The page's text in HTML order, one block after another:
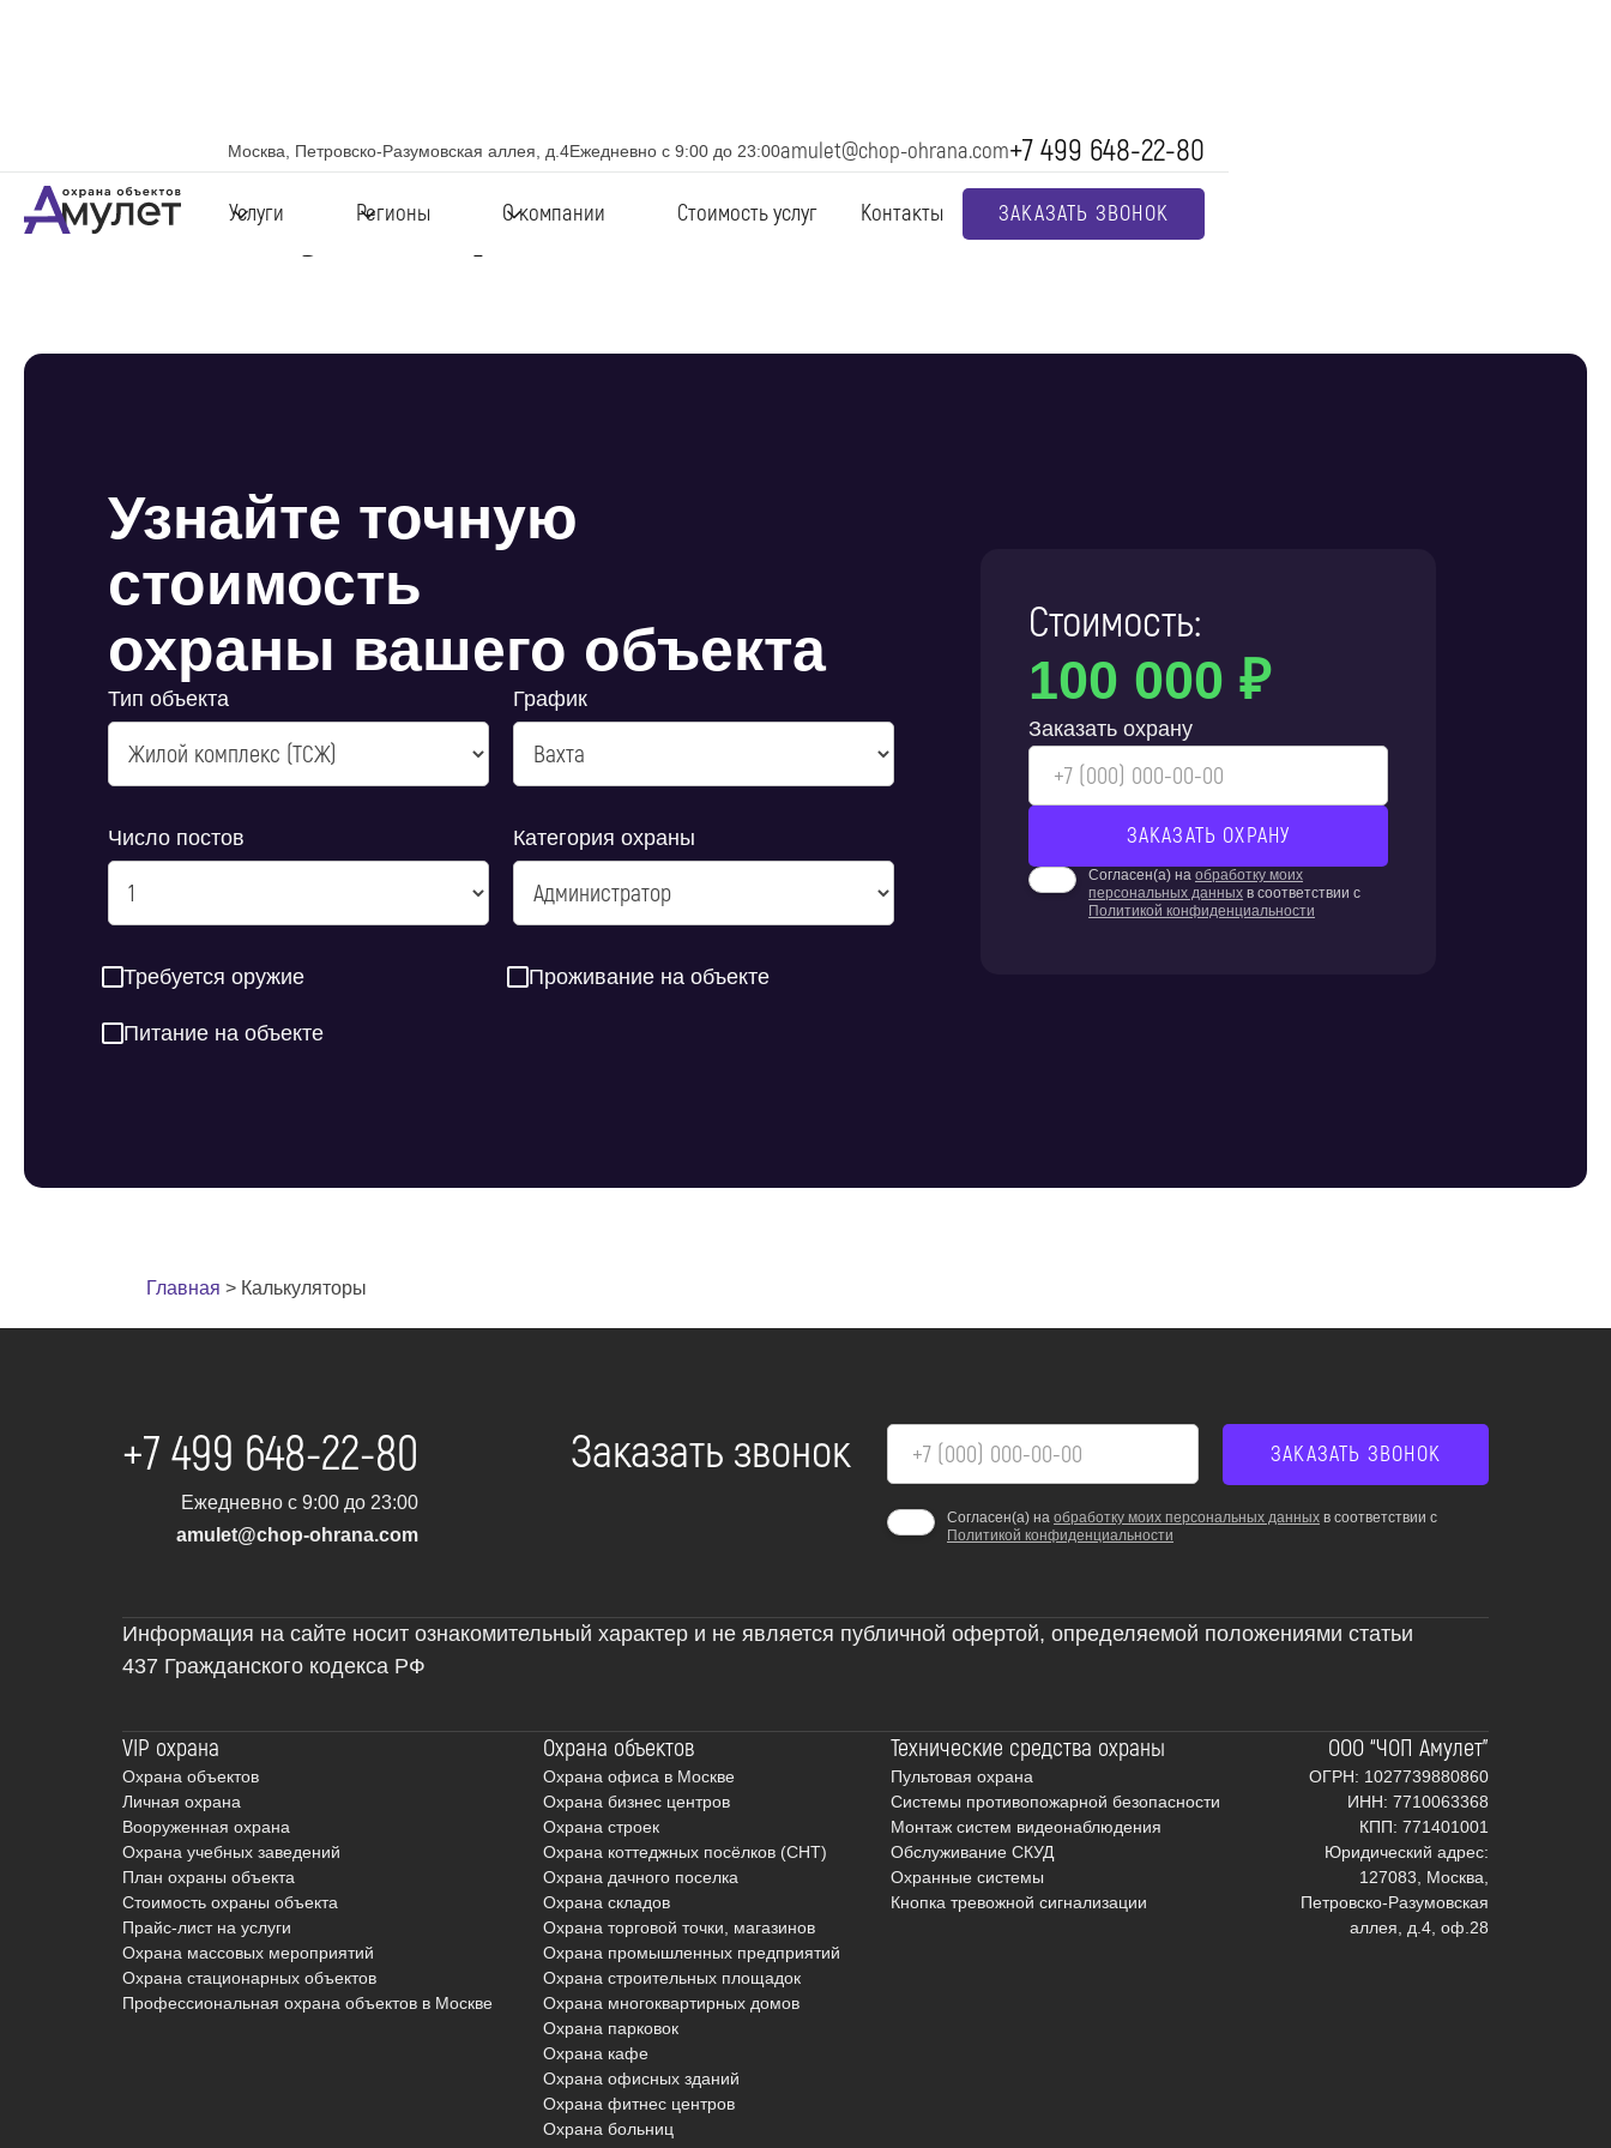
Москва, Петровско-Разумовская аллея, д.4Ежедневно с 9:00 до 23:00amulet@chop-ohrana.com+7 499 648-22-80
Услуги Регионы О компании Стоимость услуг Контакты ЗАКАЗАТЬ ЗВОНОК
Калькуляторы
Узнайте точную
стоимость
охраны вашего объекта
Тип объекта График
Число постов Категория охраны
Требуется оружие Проживание на объекте
Питание на объекте
Стоимость:
100 000 ₽
Заказать охрану
Согласен(а) на обработку моих
персональных данных в соответствии с
Политикой конфиденциальности
Главная > Калькуляторы
+7 499 648-22-80
Ежедневно с 9:00 до 23:00
amulet@chop-ohrana.com
Заказать звонок
Согласен(а) на обработку моих персональных данных в соответствии с
Политикой конфиденциальности
Информация на сайте носит ознакомительный характер и не является публичной офертой, определяемой положениями статьи
437 Гражданского кодекса РФ
VIP охрана
Охрана объектов
Личная охрана
Вооруженная охрана
Охрана учебных заведений
План охраны объекта
Стоимость охраны объекта
Прайс-лист на услуги
Охрана массовых мероприятий
Охрана стационарных объектов
Профессиональная охрана объектов в Москве
Охрана объектов
Охрана офиса в Москве
Охрана бизнес центров
Охрана строек
Охрана коттеджных посёлков (СНТ)
Охрана дачного поселка
Охрана складов
Охрана торговой точки, магазинов
Охрана промышленных предприятий
Охрана строительных площадок
Охрана многоквартирных домов
Охрана парковок
Охрана кафе
Охрана офисных зданий
Охрана фитнес центров
Охрана больниц
Технические средства охраны
Пультовая охрана
Системы противопожарной безопасности
Монтаж систем видеонаблюдения
Обслуживание СКУД
Охранные системы
Кнопка тревожной сигнализации
ООО “ЧОП Амулет”
ОГРН: 1027739880860
ИНН: 7710063368
КПП: 771401001
Юридический адрес:
127083, Москва,
Петровско-Разумовская
аллея, д.4, оф.28